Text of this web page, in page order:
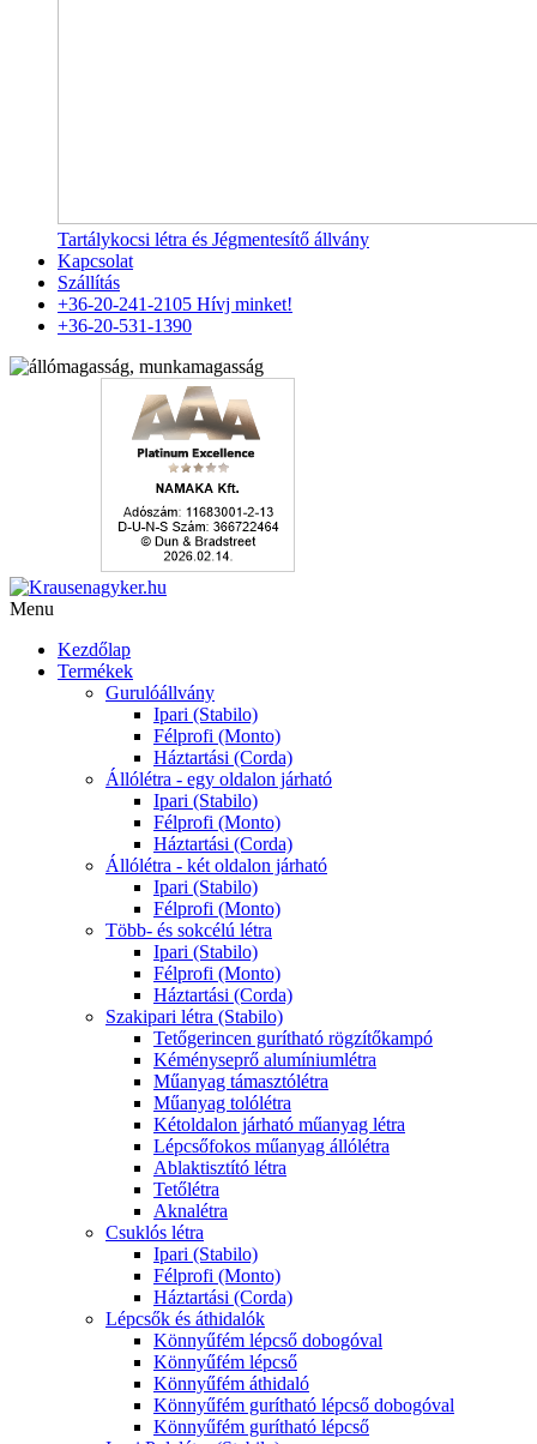
Tartálykocsi létra és Jégmentesítő állvány
Kapcsolat
Szállítás
+36-20-241-2105 Hívj minket!
+36-20-531-1390
Menu
Kezdőlap
Termékek
Gurulóállvány
Ipari (Stabilo)
Félprofi (Monto)
Háztartási (Corda)
Állólétra - egy oldalon járható
Ipari (Stabilo)
Félprofi (Monto)
Háztartási (Corda)
Állólétra - két oldalon járható
Ipari (Stabilo)
Félprofi (Monto)
Több- és sokcélú létra
Ipari (Stabilo)
Félprofi (Monto)
Háztartási (Corda)
Szakipari létra (Stabilo)
Tetőgerincen gurítható rögzítőkampó
Kéményseprő alumíniumlétra
Műanyag támasztólétra
Műanyag tolólétra
Kétoldalon járható műanyag létra
Lépcsőfokos műanyag állólétra
Ablaktisztító létra
Tetőlétra
Aknalétra
Csuklós létra
Ipari (Stabilo)
Félprofi (Monto)
Háztartási (Corda)
Lépcsők és áthidalók
Könnyűfém lépcső dobogóval
Könnyűfém lépcső
Könnyűfém áthidaló
Könnyűfém gurítható lépcső dobogóval
Könnyűfém gurítható lépcső